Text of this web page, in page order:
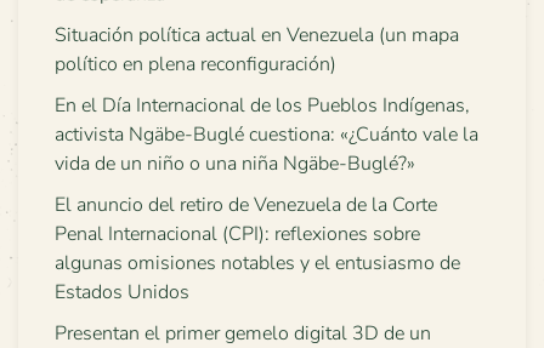
Situación política actual en Venezuela (un mapa
político en plena reconfiguración)
En el Día Internacional de los Pueblos Indígenas,
activista Ngäbe-Buglé cuestiona: «¿Cuánto vale la
vida de un niño o una niña Ngäbe-Buglé?»
El anuncio del retiro de Venezuela de la Corte
Penal Internacional (CPI): reflexiones sobre
algunas omisiones notables y el entusiasmo de
Estados Unidos
Presentan el primer gemelo digital 3D de un